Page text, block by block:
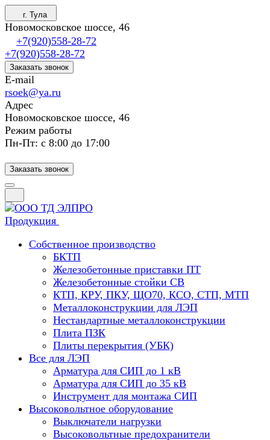
г. Тула
Новомосковское шоссе, 46
+7(920)558-28-72
+7(920)558-28-72
Заказать звонок
E-mail
rsoek@ya.ru
Адрес
Новомосковское шоссе, 46
Режим работы
Пн-Пт: с 8:00 до 17:00
Заказать звонок
Продукция
Собственное производство
БКТП
Железобетонные приставки ПТ
Железобетонные стойки СВ
КТП, КРУ, ПКУ, ЩО70, КСО, СТП, МТП
Металлоконструкции для ЛЭП
Нестандартные металлоконструкции
Плита ПЗК
Плиты перекрытия (УБК)
Все для ЛЭП
Арматура для СИП до 1 кВ
Арматура для СИП до 35 кВ
Инструмент для монтажа СИП
Высоковольтное оборудование
Выключатели нагрузки
Высоковольтные предохранители